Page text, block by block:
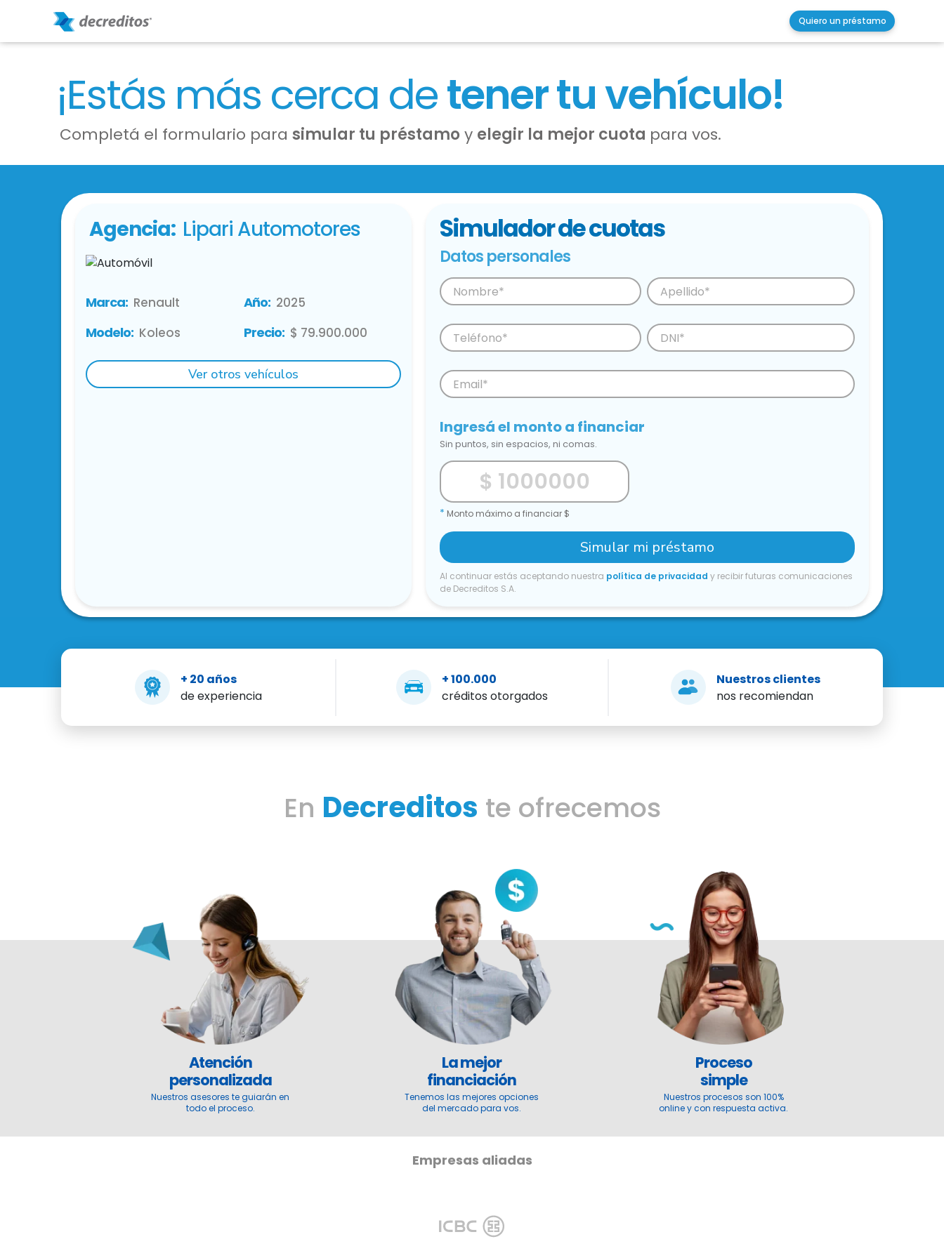
Quiero un préstamo
¡Estás más cerca detener tu vehículo!
Completá el formulario para simular tu préstamo y elegir la mejor cuota para vos.
Agencia: Lipari Automotores
Marca: Renault
Modelo: Koleos
Año: 2025
Precio: $ 79.900.000
Ver otros vehículos
Simulador de cuotas
Datos personales
Ingresá el monto a financiar
Sin puntos, sin espacios, ni comas.
* Monto máximo a financiar $
Simular mi préstamo
Al continuar estás aceptando nuestra política de privacidad y recibir futuras comunicaciones
de Decreditos S.A.
+ 20 años
de experiencia
+ 100.000
créditos otorgados
Nuestros clientes
nos recomiendan
En Decreditos te ofrecemos
Atención
personalizada
Nuestros asesores te guiarán en
todo el proceso.
La mejor
financiación
Tenemos las mejores opciones
del mercado para vos.
Proceso
simple
Nuestros procesos son 100%
online y con respuesta activa.
Empresas aliadas